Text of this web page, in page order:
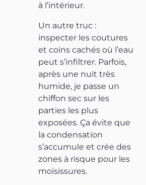
à l’intérieur.
Un autre truc :
inspecter les coutures
et coins cachés où l’eau
peut s’infiltrer. Parfois,
après une nuit très
humide, je passe un
chiffon sec sur les
parties les plus
exposées. Ça évite que
la condensation
s’accumule et crée des
zones à risque pour les
moisissures.